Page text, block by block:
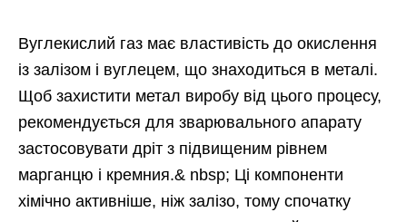
Вуглекислий газ має властивість до окислення
із залізом і вуглецем, що знаходиться в металі.
Щоб захистити метал виробу від цього процесу,
рекомендується для зварювального апарату
застосовувати дріт з підвищеним рівнем
марганцю і кремния.& nbsp; Ці компоненти
хімічно активніше, ніж залізо, тому спочатку